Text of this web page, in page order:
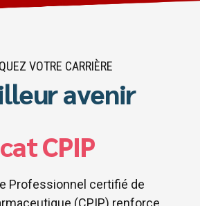
VOTRE CARRIÈRE
avenir
CPIP
Professionnel certifié de